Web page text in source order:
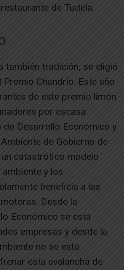
de Tudela.
también tradición, se eligió
Chandrío. Este año
de este premio limón
por escasa
de Desarrollo Económico y
de Gobierno de
catastrófico modelo
y los
beneficia a las
Desde la
Económico se está
empresas y desde la
no se está
esta avalancha de